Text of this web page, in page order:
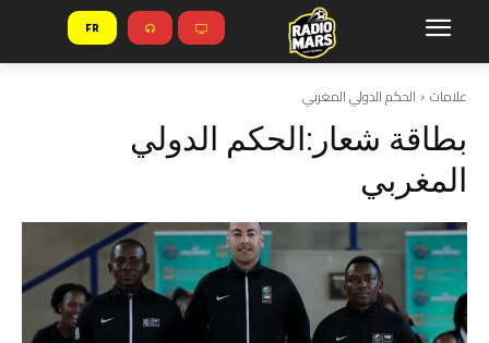
FR
علامات الحكم الدولي المغربي
بطاقة شعار:الحكم الدولي
المغربي